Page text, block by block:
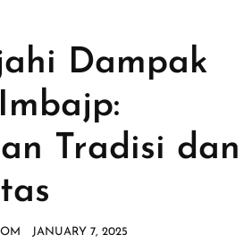
Dampak
Tradisi dan
JANUARY 7, 2025